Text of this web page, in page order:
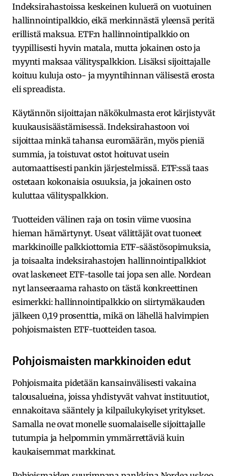
Indeksirahastoissa keskeinen kuluerä on vuotuinen
hallinnointipalkkio, eikä merkinnästä yleensä peritä
erillistä maksua. ETF:n hallinnointipalkkio on
tyypillisesti hyvin matala, mutta jokainen osto ja
myynti maksaa välityspalkkion. Lisäksi sijoittajalle
koituu kuluja osto- ja myyntihinnan välisestä erosta
eli spreadista.
Käytännön sijoittajan näkökulmasta erot kärjistyvät
kuukausisäästämisessä. Indeksirahastoon voi
sijoittaa minkä tahansa euromäärän, myös pieniä
summia, ja toistuvat ostot hoituvat usein
automaattisesti pankin järjestelmissä. ETF:ssä taas
ostetaan kokonaisia osuuksia, ja jokainen osto
kuluttaa välityspalkkion.
Tuotteiden välinen raja on tosin viime vuosina
hieman hämärtynyt. Useat välittäjät ovat tuoneet
markkinoille palkkiottomia ETF-säästösopimuksia,
ja toisaalta indeksirahastojen hallinnointipalkkiot
ovat laskeneet ETF-tasolle tai jopa sen alle. Nordean
nyt lanseeraama rahasto on tästä konkreettinen
esimerkki: hallinnointipalkkio on siirtymäkauden
jälkeen 0,19 prosenttia, mikä on lähellä halvimpien
pohjoismaisten ETF-tuotteiden tasoa.
Pohjoismaisten markkinoiden edut
Pohjoismaita pidetään kansainvälisesti vakaina
talousalueina, joissa yhdistyvät vahvat instituutiot,
ennakoitava sääntely ja kilpailukykyiset yritykset.
Samalla ne ovat monelle suomalaiselle sijoittajalle
tutumpia ja helpommin ymmärrettäviä kuin
kaukaisemmat markkinat.